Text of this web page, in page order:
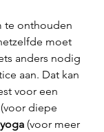
te onthouden
moet
anders nodig
aan. Dat kan
voor een
diepe
(voor meer